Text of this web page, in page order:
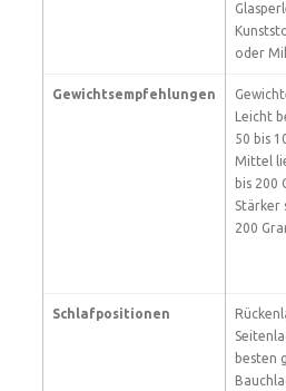
oder
Gewichtsempfehlungen
Leicht
50 bis
Mittel
bis 200
Stärker
200
Schlafpositionen
besten